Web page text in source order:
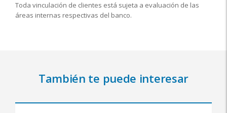
Toda vinculación de clientes está sujeta a evaluación de las
áreas internas respectivas del banco.
También te puede interesar